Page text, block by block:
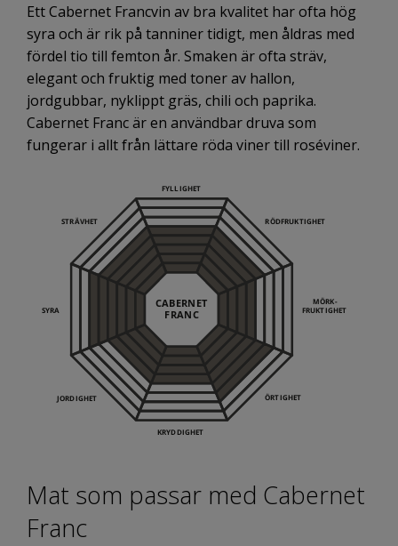
Ett Cabernet Francvin av bra kvalitet har ofta hög
syra och är rik på tanniner tidigt, men åldras med
fördel tio till femton år. Smaken är ofta sträv,
elegant och fruktig med toner av hallon,
jordgubbar, nyklippt gräs, chili och paprika.
Cabernet Franc är en användbar druva som
fungerar i allt från lättare röda viner till roséviner.
Mat som passar med Cabernet
Franc